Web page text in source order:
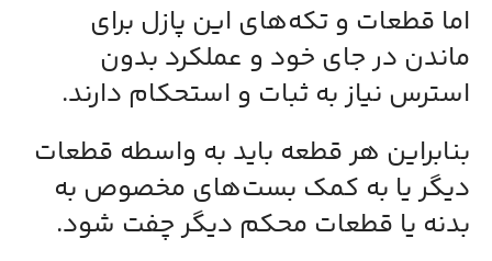
اما قطعات و تکه‌های این پازل برای
ماندن در جای خود و عملکرد بدون
استرس نیاز به ثبات و استحکام دارند.
بنابراین هر قطعه باید به واسطه‌ قطعات
دیگر یا به کمک بست‌های مخصوص به
بدنه یا قطعات محکم دیگر چفت شود.